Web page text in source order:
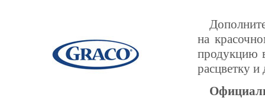
на
продукцию
расцветку